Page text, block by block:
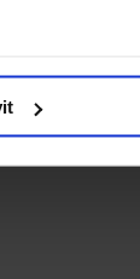
připojení